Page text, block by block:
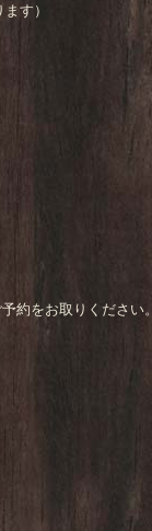
す）
約をお取りください。